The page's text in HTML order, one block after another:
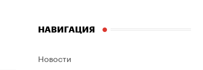
НАВИГАЦИЯ
Новости